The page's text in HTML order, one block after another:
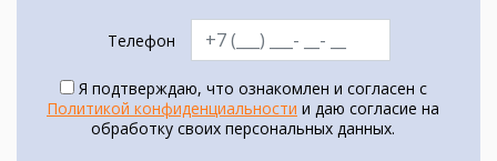
Телефон
Я подтверждаю, что ознакомлен и согласен с
Политикой конфиденциальности и даю согласие на
обработку своих персональных данных.